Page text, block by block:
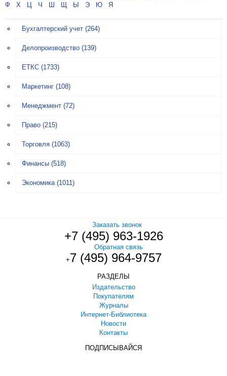
Ф
Х Ц Ч Ш Щ Ы Э Ю Я
Бухгалтерский учет (264)
Делопроизводство (139)
ЕТКС (1733)
Маркетинг (108)
Менеджмент (72)
Право (215)
Торговля (1063)
Финансы (518)
Экономика (1011)
Заказать звонок
+7 (495) 963-1926
Обратная связь
+7 (495) 964-9757
РАЗДЕЛЫ
Издательство
Покупателям
Журналы
Интернет-Библиотека
Новости
Контакты
ПОДПИСЫВАЙСЯ